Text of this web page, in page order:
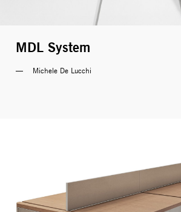
MDL System
Michele De Lucchi